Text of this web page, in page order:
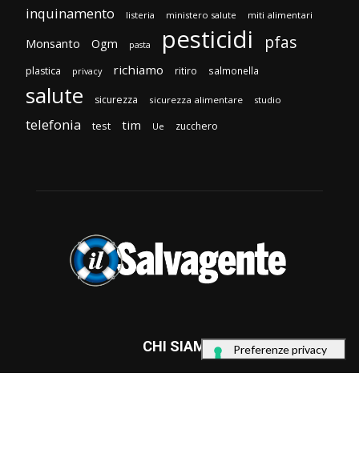
inquinamento listeria ministero salute miti alimentari
Monsanto Ogm pasta pesticidi pfas
plastica privacy richiamo ritiro salmonella
salute sicurezza sicurezza alimentare studio
telefonia test tim Ue zucchero
CHI SIAMO